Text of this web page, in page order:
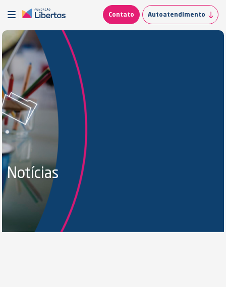
Contato Autoatendimento
Notícias